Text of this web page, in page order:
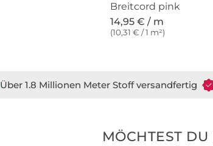
Breitcord pink
14,95 € / m
(10,31 € / 1 m²)
Über 1.8 Millionen Meter Stoff versandfertig
MÖCHTEST